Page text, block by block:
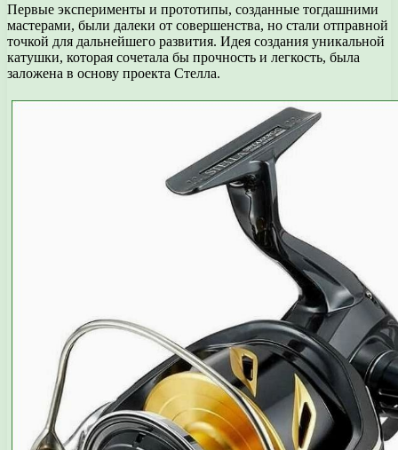
Первые эксперименты и прототипы, созданные тогдашними
мастерами, были далеки от совершенства, но стали отправной
точкой для дальнейшего развития. Идея создания уникальной
катушки, которая сочетала бы прочность и легкость, была
заложена в основу проекта Стелла.